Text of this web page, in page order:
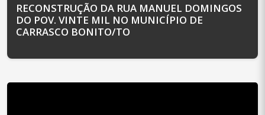
RECONSTRUÇÃO DA RUA MANUEL DOMINGOS
DO POV. VINTE MIL NO MUNICÍPIO DE
CARRASCO BONITO/TO